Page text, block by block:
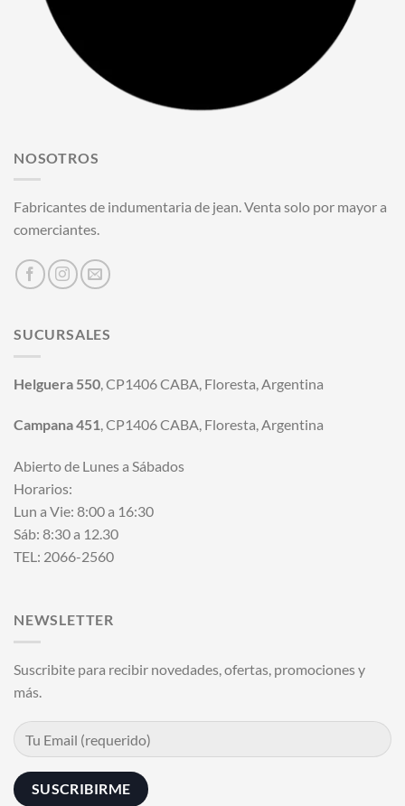
NOSOTROS
Fabricantes de indumentaria de jean. Venta solo por mayor a
comerciantes.
SUCURSALES
Helguera 550 , CP1406 CABA, Floresta, Argentina
Campana 451, CP1406 CABA, Floresta, Argentina
Abierto de Lunes a Sábados
Horarios:
Lun a Vie: 8:00 a 16:30
Sáb: 8:30 a 12.30
TEL: 2066-2560
NEWSLETTER
Suscribite para recibir novedades, ofertas, promociones y
más.